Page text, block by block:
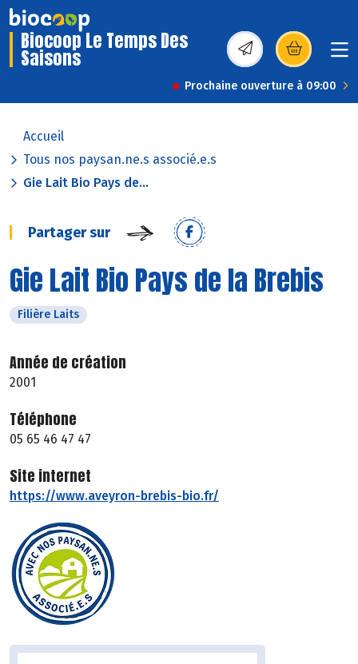
Biocoop Le Temps Des
Saisons (s’ouvre dans une
Prochaine ouverture à 09:00
Accueil
Tous nos paysan.ne.s associé.e.s
Gie Lait Bio Pays de...
Partager sur
Gie Lait Bio Pays de la Brebis
Filière Laits
Année de création
2001
Téléphone
05 65 46 47 47
Site internet
https://www.aveyron-brebis-bio.fr/